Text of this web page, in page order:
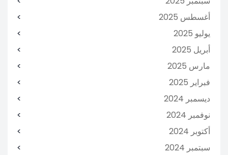
أغسطس 2025
يوليو 2025
أبريل 2025
مارس 2025
فبراير 2025
ديسمبر 2024
نوفمبر 2024
أكتوبر 2024
سبتمبر 2024